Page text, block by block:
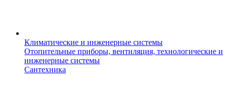
Климатические и инженерные системы
Отопительные приборы, вентиляция, технологические и
инженерные системы
Сантехника